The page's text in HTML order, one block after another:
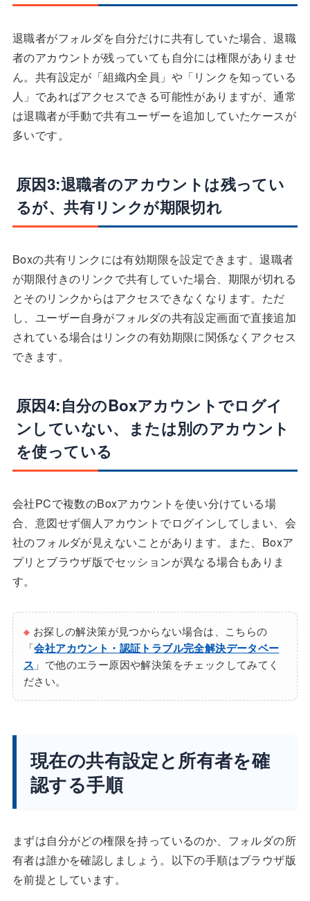
退職者がフォルダを自分だけに共有していた場合、退職
者のアカウントが残っていても自分には権限がありませ
ん。共有設定が「組織内全員」や「リンクを知っている
人」であればアクセスできる可能性がありますが、通常
は退職者が手動で共有ユーザーを追加していたケースが
多いです。
原因3:退職者のアカウントは残ってい
るが、共有リンクが期限切れ
Boxの共有リンクには有効期限を設定できます。退職者
が期限付きのリンクで共有していた場合、期限が切れる
とそのリンクからはアクセスできなくなります。ただ
し、ユーザー自身がフォルダの共有設定画面で直接追加
されている場合はリンクの有効期限に関係なくアクセス
できます。
原因4:自分のBoxアカウントでログイ
ンしていない、または別のアカウント
を使っている
会社PCで複数のBoxアカウントを使い分けている場
合、意図せず個人アカウントでログインしてしまい、会
社のフォルダが見えないことがあります。また、Boxア
プリとブラウザ版でセッションが異なる場合もありま
す。
※ お探しの解決策が見つからない場合は、こちらの
「会社アカウント・認証トラブル完全解決データベー
ス 」で他のエラー原因や解決策をチェックしてみてく
ださい。
現在の共有設定と所有者を確
認する手順
まずは自分がどの権限を持っているのか、フォルダの所
有者は誰かを確認しましょう。以下の手順はブラウザ版
を前提としています。